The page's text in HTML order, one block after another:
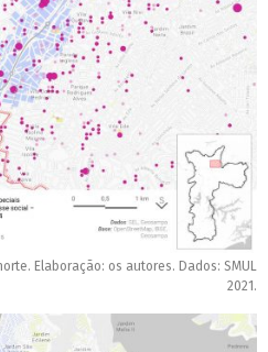
Elaboração: os autores. Dados: SMUL
2021.